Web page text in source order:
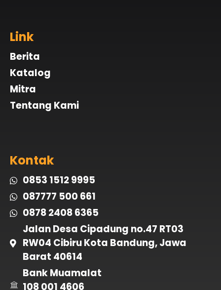
Link
Berita
Katalog
Mitra
Tentang Kami
Kontak
0853 1512 9995
087777 500 661
0878 2408 6365
Jalan Desa Cipadung no.47 RT03
RW04 Cibiru Kota Bandung, Jawa
Barat 40614
Bank Muamalat
108 001 4606